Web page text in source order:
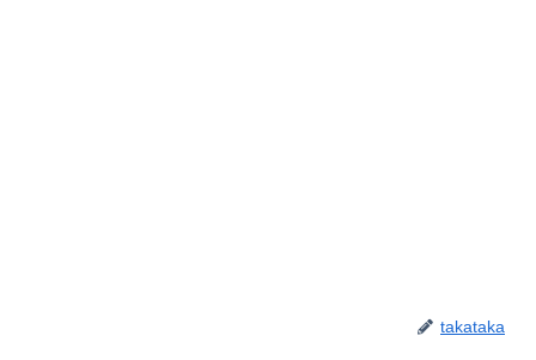
takataka